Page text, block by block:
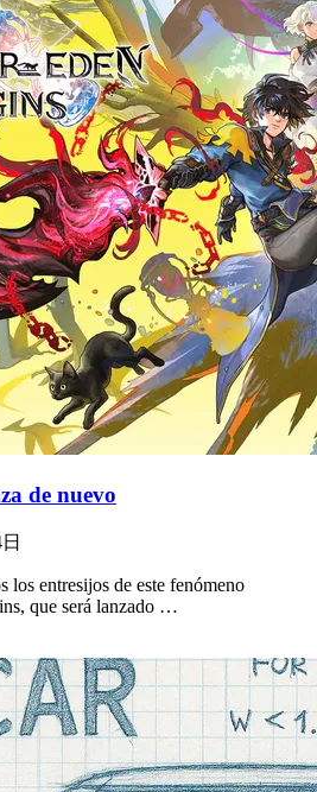
de nuevo
los entresijos de este fenómeno
que será lanzado …